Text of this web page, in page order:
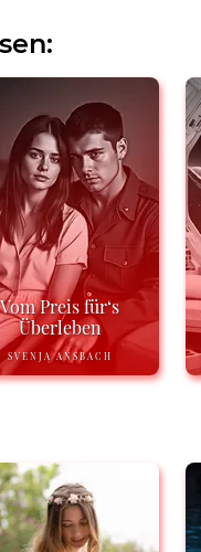
Vom Preis für‘s
Überleben
SVENJA ANSBACH